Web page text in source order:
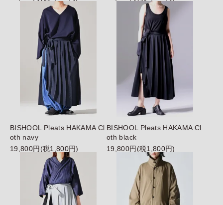
BISHOOL Pleats HAKAMA Cl
oth navy
19,800円(税1,800円)
BISHOOL Pleats HAKAMA Cl
oth black
19,800円(税1,800円)